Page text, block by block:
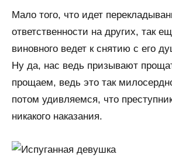
Мало того, что идет
ответственности на других, так
виновного ведет к снятию с его
Ну да, нас ведь призывают
прощаем, ведь это так
потом удивляемся, что
никакого наказания.